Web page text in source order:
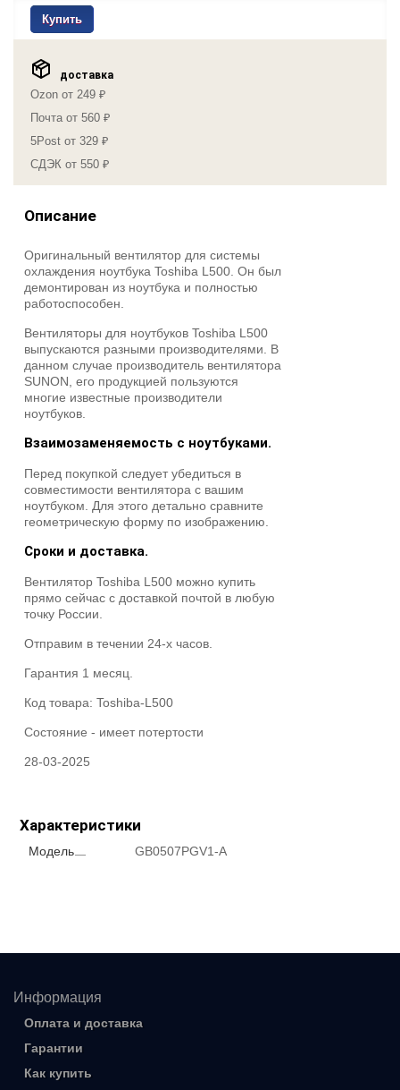
Купить
доставка
Ozon от 249 ₽
Почта от 560 ₽
5Post от 329 ₽
СДЭК от 550 ₽
Описание
Оригинальный вентилятор для системы
охлаждения ноутбука Toshiba L500. Он был
демонтирован из ноутбука и полностью
работоспособен.
Вентиляторы для ноутбуков Toshiba L500
выпускаются разными производителями. В
данном случае производитель вентилятора
SUNON, его продукцией пользуются
многие известные производители
ноутбуков.
Взаимозаменяемость с ноутбуками.
Перед покупкой следует убедиться в
совместимости вентилятора с вашим
ноутбуком. Для этого детально сравните
геометрическую форму по изображению.
Сроки и доставка.
Вентилятор Toshiba L500 можно купить
прямо сейчас с доставкой почтой в любую
точку России.
Отправим в течении 24-х часов.
Гарантия 1 месяц.
Код товара: Toshiba-L500
Состояние - имеет потертости
28-03-2025
Характеристики
Модель GB0507PGV1-A
Информация
Оплата и доставка
Гарантии
Как купить